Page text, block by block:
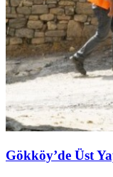
Gökköy’de Üst